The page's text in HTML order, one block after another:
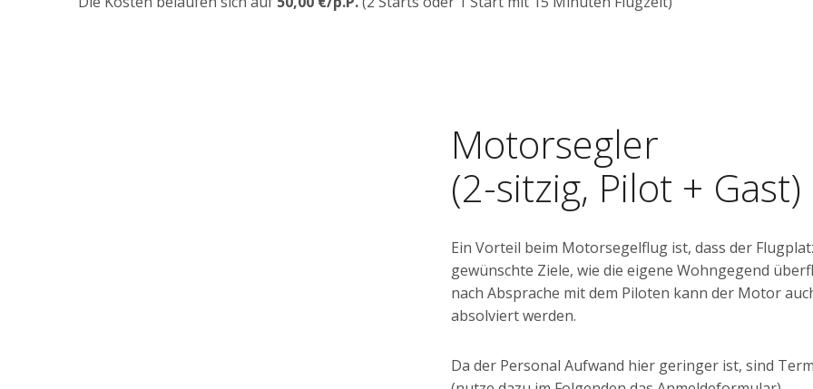
Motorsegler
(2-sitzig, Pilot + Gast)
Ein Vorteil beim Motorsegelflug ist, dass der
gewünschte Ziele, wie die eigene Wohngegend
nach Absprache mit dem Piloten kann der Motor
absolviert werden.
Da der Personal Aufwand hier geringer ist, sind